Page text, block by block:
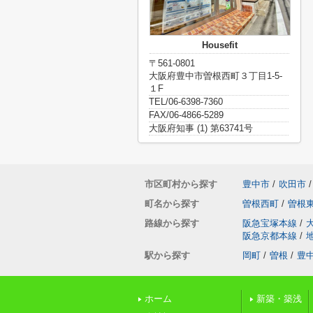
Housefit
〒561-0801
大阪府豊中市曽根西町３丁目1-5-
１F
TEL/06-6398-7360
FAX/06-4866-5289
大阪府知事 (1) 第63741号
市区町村から探す 豊中市 / 吹田市 /
町名から探す
曽根西町 / 曽根
路線から探す
阪急宝塚本線 /
阪急京都本線 /
駅から探す
岡町 / 曽根 / 豊
ホーム
新築・築浅